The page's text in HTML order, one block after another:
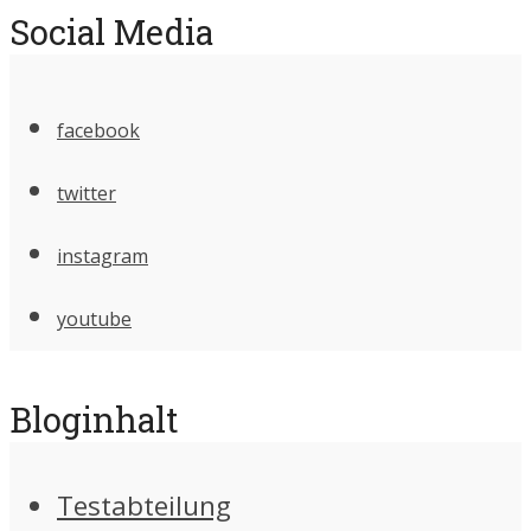
Social Media
facebook
twitter
instagram
youtube
Bloginhalt
Testabteilung